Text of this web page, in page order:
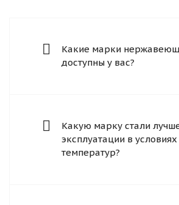
Какие марки
доступны у вас?
Какую марку стали
эксплуатации в
температур?